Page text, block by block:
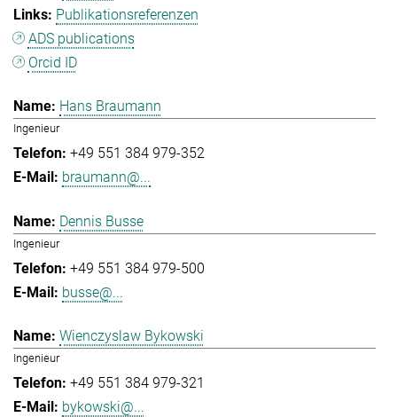
Publikationsreferenzen
ADS publications
Orcid ID
Hans Braumann
Ingenieur
+49 551 384 979-352
braumann@...
Dennis Busse
Ingenieur
+49 551 384 979-500
busse@...
Wienczyslaw Bykowski
Ingenieur
+49 551 384 979-321
bykowski@...